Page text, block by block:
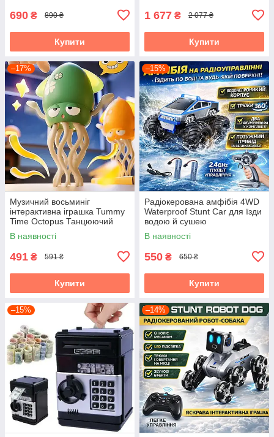
690 ₴ 890 ₴
Купити
1 677 ₴ 2 077 ₴
Купити
–17%
Музичний восьминіг
інтерактивна іграшка Tummy
Time Octopus Танцюючий
Восьминіг
В наявності
491 ₴ 591 ₴
Купити
–15%
Радіокерована амфібія 4WD
Waterproof Stunt Car для їзди
водою й сушею
В наявності
550 ₴ 650 ₴
Купити
–15% –14%